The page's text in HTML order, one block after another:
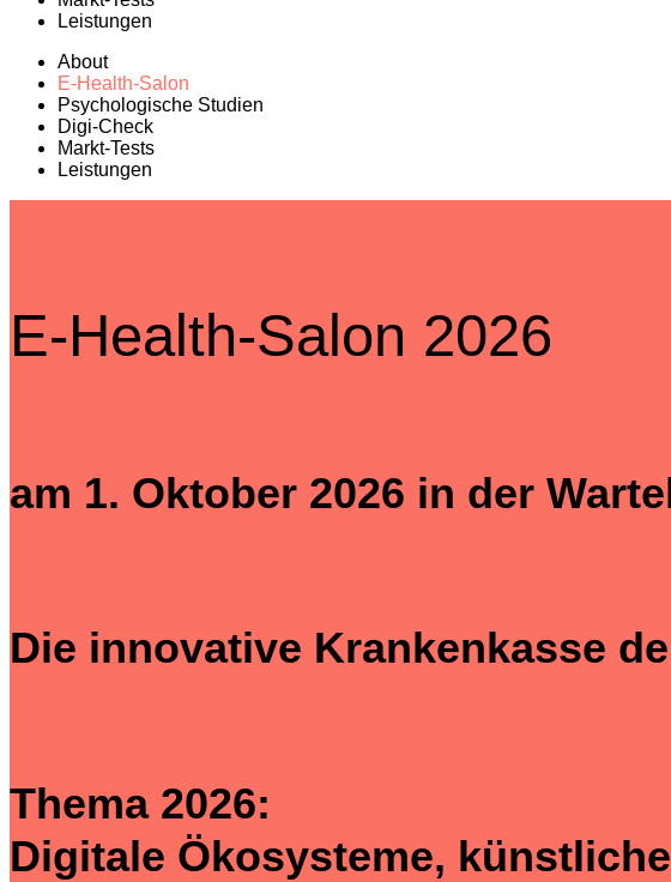
Leistungen
About
E-Health-Salon
Psychologische Studien
Digi-Check
Markt-Tests
Leistungen
E-Health-Salon 2026
am 1. Oktober 2026 in der
Die innovative Krankenkasse
Thema 2026:
Digitale Ökosysteme,